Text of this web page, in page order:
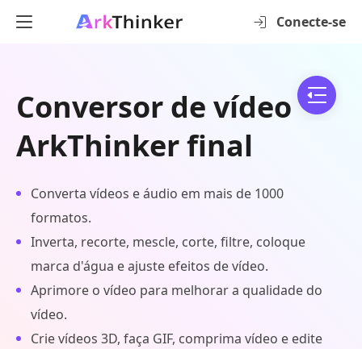
Conecte-se
Conversor de vídeo
ArkThinker final
Converta vídeos e áudio em mais de 1000
formatos.
Inverta, recorte, mescle, corte, filtre, coloque
marca d'água e ajuste efeitos de vídeo.
Aprimore o vídeo para melhorar a qualidade do
vídeo.
Crie vídeos 3D, faça GIF, comprima vídeo e edite